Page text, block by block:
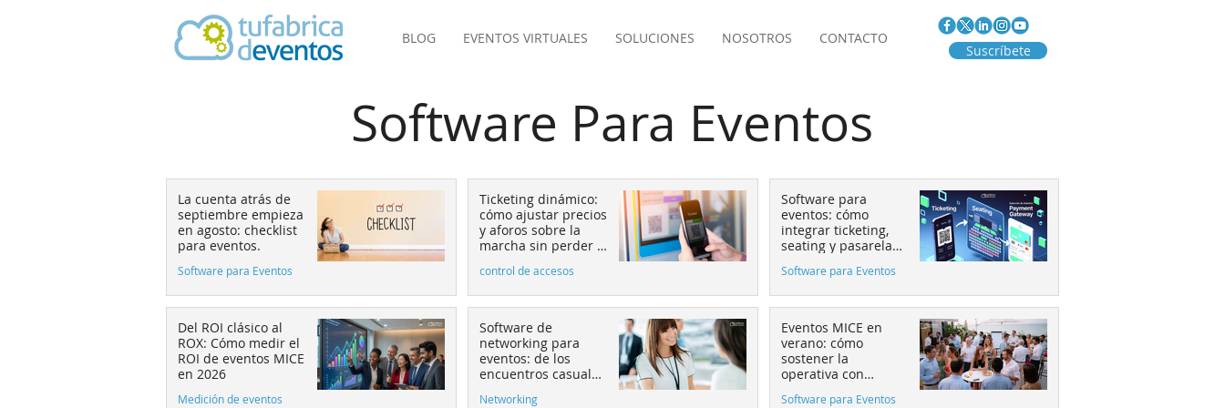
BLOG EVENTOS VIRTUALES SOLUCIONES NOSOTROS CONTACTO
Suscríbete
La cuenta atrás de
septiembre empieza
en agosto: checklist
para eventos.
Software para Eventos
Ticketing dinámico:
cómo ajustar precios
y aforos sobre la
marcha sin perder el
control de accesos
Software para
eventos: cómo
integrar ticketing,
seating y pasarela
conversión
Software para Eventos
Del ROI clásico al
ROX: Cómo medir el
ROI de eventos MICE
en 2026
Medición de eventos
Software de
networking para
eventos: de los
encuentros casuales
Networking
Eventos MICE en
verano: cómo
sostener la
operativa con
Software para Eventos
Software Para Eventos